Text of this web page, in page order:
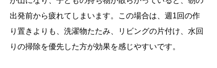
出発前から疲れてしまいます。この場合は、週1回の作
り置きよりも、洗濯物たたみ、リビングの片付け、水回
りの掃除を優先した方が効果を感じやすいです。